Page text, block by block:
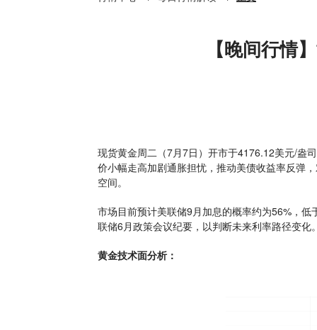
【晚间行情
现货黄金周二（7月7日）开市于4176.12美元/盎
价小幅走高加剧通胀担忧，推动美债收益率反弹
空间。
市场目前预计美联储9月加息的概率约为56%，
联储6月政策会议纪要，以判断未来利率路径变
黄金技术面分析：